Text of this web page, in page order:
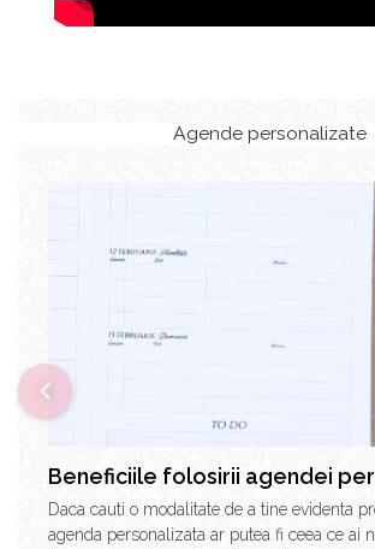
Agende personalizate
Beneficiile folosirii agendei
Daca cauti o modalitate de a tine evidenta
agenda personalizata ar putea fi ceea ce ai